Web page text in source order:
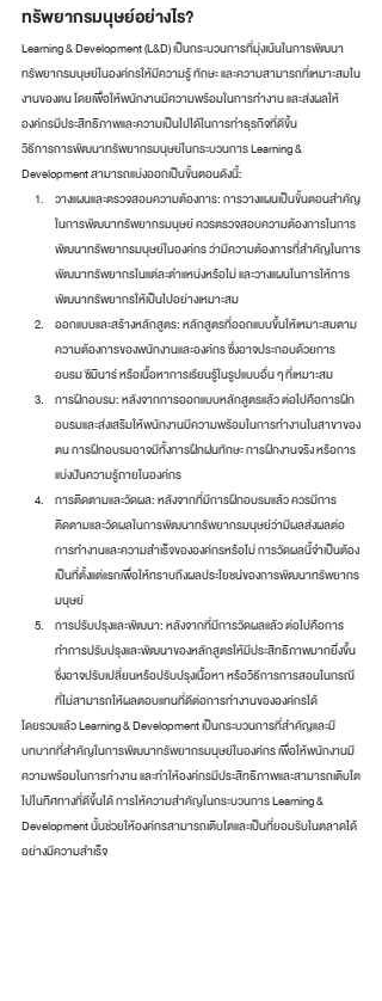
ทรัพยากรมนุษย์อย่างไร?
Learning & Development (L&D) เป็นกระบวนการที่มุ่งเน้นในการพัฒนา
ทรัพยากรมนุษย์ในองค์กรให้มีความรู้ ทักษะ และความสามารถที่เหมาะสมใน
งานของตน โดยเพื่อให้พนักงานมีความพร้อมในการทำงาน และส่งผลให้
องค์กรมีประสิทธิภาพและความเป็นไปได้ในการทำธุรกิจที่ดีขึ้น
วิธีการการพัฒนาทรัพยากรมนุษย์ในกระบวนการ Learning &
Development สามารถแบ่งออกเป็นขั้นตอนดังนี้:
วางแผนและตรวจสอบความต้องการ: การวางแผนเป็นขั้นตอนสำคัญ
ในการพัฒนาทรัพยากรมนุษย์ ควรตรวจสอบความต้องการในการ
พัฒนาทรัพยากรมนุษย์ในองค์กร ว่ามีความต้องการที่สำคัญในการ
พัฒนาทรัพยากรในแต่ละตำแหน่งหรือไม่ และวางแผนในการให้การ
พัฒนาทรัพยากรให้เป็นไปอย่างเหมาะสม
ออกแบบและสร้างหลักสูตร: หลักสูตรที่ออกแบบขึ้นให้เหมาะสมตาม
ความต้องการของพนักงานและองค์กร ซึ่งอาจประกอบด้วยการ
อบรม ซีมินาร์ หรือเนื้อหาการเรียนรู้ในรูปแบบอื่น ๆ ที่เหมาะสม
การฝึกอบรม: หลังจากการออกแบบหลักสูตรแล้ว ต่อไปคือการฝึก
อบรมและส่งเสริมให้พนักงานมีความพร้อมในการทำงานในสาขาของ
ตน การฝึกอบรมอาจมีทั้งการฝึกฝนทักษะ การฝึกงานจริง หรือการ
แบ่งปันความรู้ภายในองค์กร
การติดตามและวัดผล: หลังจากที่มีการฝึกอบรมแล้ว ควรมีการ
ติดตามและวัดผลในการพัฒนาทรัพยากรมนุษย์ว่ามีผลส่งผลต่อ
การทำงานและความสำเร็จขององค์กรหรือไม่ การวัดผลนี้จำเป็นต้อง
เป็นที่ตั้งแต่แรกเพื่อให้ทราบถึงผลประโยชน์ของการพัฒนาทรัพยากร
มนุษย์
การปรับปรุงและพัฒนา: หลังจากที่มีการวัดผลแล้ว ต่อไปคือการ
ทำการปรับปรุงและพัฒนาของหลักสูตรให้มีประสิทธิภาพมากยิ่งขึ้น
ซึ่งอาจปรับเปลี่ยนหรือปรับปรุงเนื้อหา หรือวิธีการการสอนในกรณี
ที่ไม่สามารถให้ผลตอบแทนที่ดีต่อการทำงานขององค์กรได้
โดยรวมแล้ว Learning & Development เป็นกระบวนการที่สำคัญและมี
บทบาทที่สำคัญในการพัฒนาทรัพยากรมนุษย์ในองค์กร เพื่อให้พนักงานมี
ความพร้อมในการทำงาน และทำให้องค์กรมีประสิทธิภาพและสามารถเติบโต
ไปในทิศทางที่ดีขึ้นได้ การให้ความสำคัญในกระบวนการ Learning &
Development นั้นช่วยให้องค์กรสามารถเติบโตและเป็นที่ยอมรับในตลาดได้
อย่างมีความสำเร็จ